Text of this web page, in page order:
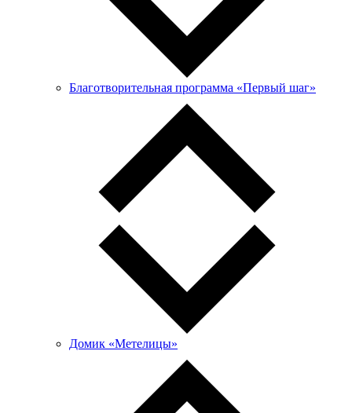
Благотворительная программа «Первый шаг»
Домик «Метелицы»